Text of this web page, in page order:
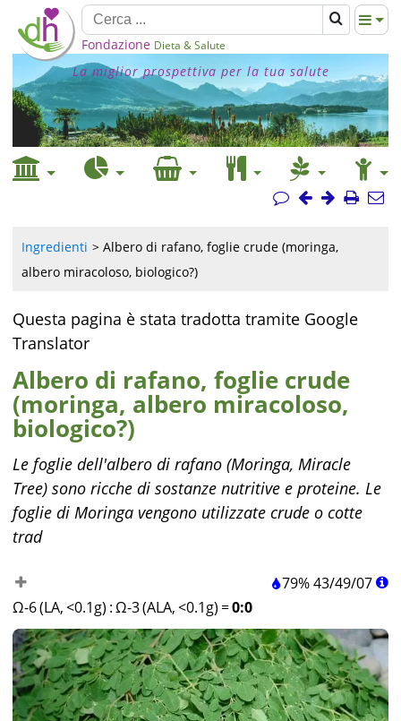
Fondazione Dieta & Salute
La miglior prospettiva per la tua salute
Ingredienti
Albero di rafano, foglie crude (moringa,
albero miracoloso, biologico?)
Questa pagina è stata tradotta tramite Google
Translator
Albero di rafano, foglie crude
(moringa, albero miracoloso,
biologico?)
Le foglie dell'albero di rafano (Moringa, Miracle
Tree) sono ricche di sostanze nutritive e proteine. Le
foglie di Moringa vengono utilizzate crude o cotte
trad
79%43/49/07
Ω-6 (LA, <0.1g) :Ω-3 (ALA, <0.1g) =0:0